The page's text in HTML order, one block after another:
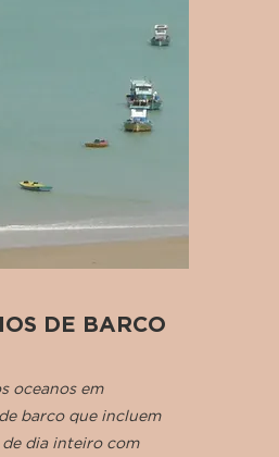
DE BARCO
oceanos em
barco que incluem
dia inteiro com